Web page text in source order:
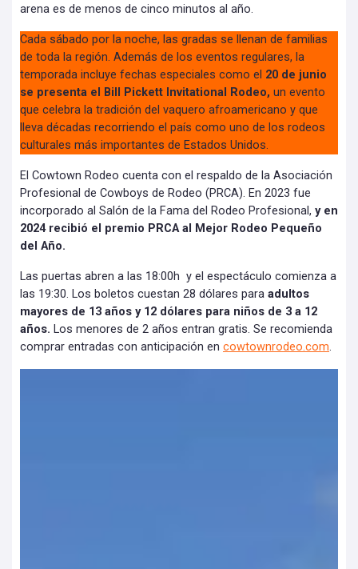
arena es de menos de cinco minutos al año.
Cada sábado por la noche, las gradas se llenan de familias
de toda la región. Además de los eventos regulares, la
temporada incluye fechas especiales como el 20 de junio
se presenta el Bill Pickett Invitational Rodeo, un evento
que celebra la tradición del vaquero afroamericano y que
lleva décadas recorriendo el país como uno de los rodeos
culturales más importantes de Estados Unidos.
El Cowtown Rodeo cuenta con el respaldo de la Asociación
Profesional de Cowboys de Rodeo (PRCA). En 2023 fue
incorporado al Salón de la Fama del Rodeo Profesional, y en
2024 recibió el premio PRCA al Mejor Rodeo Pequeño
del Año.
Las puertas abren a las 18:00h y el espectáculo comienza a
las 19:30. Los boletos cuestan 28 dólares para adultos
mayores de 13 años y 12 dólares para niños de 3 a 12
años. Los menores de 2 años entran gratis. Se recomienda
comprar entradas con anticipación en cowtownrodeo.com.